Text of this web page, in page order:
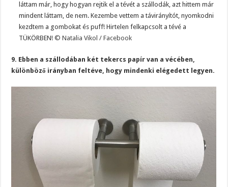
láttam már, hogy hogyan rejtik el a tévét a szállodák, azt hittem már
mindent láttam, de nem. Kezembe vettem a távirányítót, nyomkodni
kezdtem a gombokat és puff! Hirtelen felkapcsolt a tévé a
TÜKÖRBEN!© Natalia Vikol / Facebook
9. Ebben a szállodában két tekercs papír van a vécében,
különböző irányban feltéve, hogy mindenki elégedett legyen.